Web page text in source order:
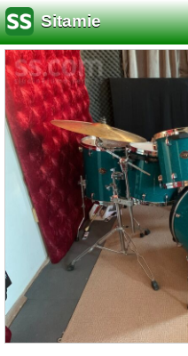
Sitamie